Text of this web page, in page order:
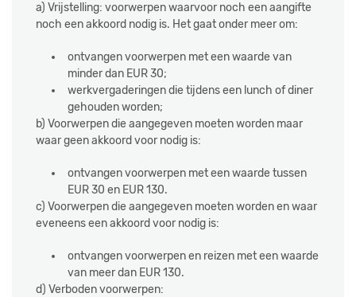
a) Vrijstelling: voorwerpen waarvoor noch een aangifte
noch een akkoord nodig is. Het gaat onder meer om:
ontvangen voorwerpen met een waarde van
minder dan EUR 30;
werkvergaderingen die tijdens een lunch of diner
gehouden worden;
b) Voorwerpen die aangegeven moeten worden maar
waar geen akkoord voor nodig is:
ontvangen voorwerpen met een waarde tussen
EUR 30 en EUR 130.
c) Voorwerpen die aangegeven moeten worden en waar
eveneens een akkoord voor nodig is:
ontvangen voorwerpen en reizen met een waarde
van meer dan EUR 130.
d) Verboden voorwerpen: